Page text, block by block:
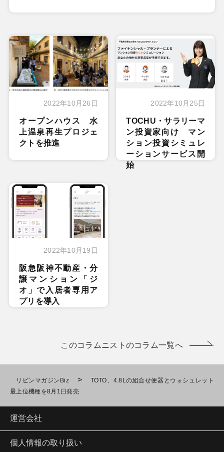
2022年10月26日
オープンハウス 水
上温泉再生プロジェ
クトを推進
2022年10月25日
TOCHU・サラリーマ
ン投資家向け マン
ション投資シミュレ
ーションサービス開
始
2022年10月19日
阪急阪神不動産・分
譲マンション「ジ
オ」で入居者専用ア
プリを導入
このコラムニストのコラム一覧へ
リビンマガジンBiz >
TOTO、4.8Lの組合せ便器とウォシュレット
最上位機種を8月1日発売
運営会社
個人情報の取り扱い